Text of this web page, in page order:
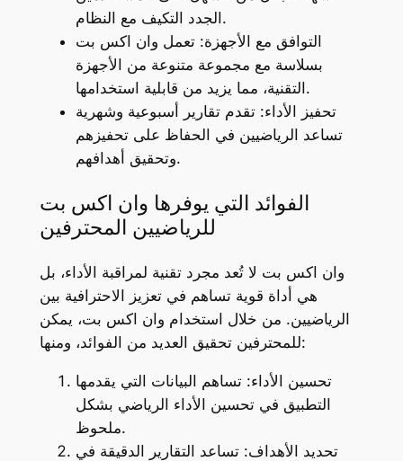
الجدد التكيف مع النظام.
التوافق مع الأجهزة: تعمل وان اكس بت
بسلاسة مع مجموعة متنوعة من الأجهزة
التقنية، مما يزيد من قابلية استخدامها.
تحفيز الأداء: تقدم تقارير أسبوعية وشهرية
تساعد الرياضيين في الحفاظ على تحفيزهم
وتحقيق أهدافهم.
الفوائد التي يوفرها وان اكس بت
للرياضيين المحترفين
وان اكس بت لا تُعد مجرد تقنية لمراقبة الأداء، بل
هي أداة قوية تساهم في تعزيز الاحترافية بين
الرياضيين. من خلال استخدام وان اكس بت، يمكن
للمحترفين تحقيق العديد من الفوائد، ومنها:
تحسين الأداء: تساهم البيانات التي يقدمها
التطبيق في تحسين الأداء الرياضي بشكل
ملحوظ.
تحديد الأهداف: تساعد التقارير الدقيقة في